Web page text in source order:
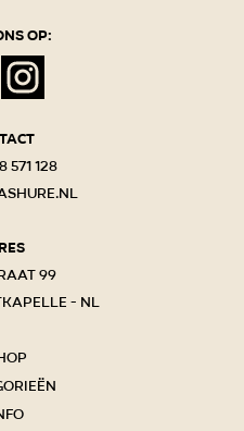
op:
571 128
99
- NL